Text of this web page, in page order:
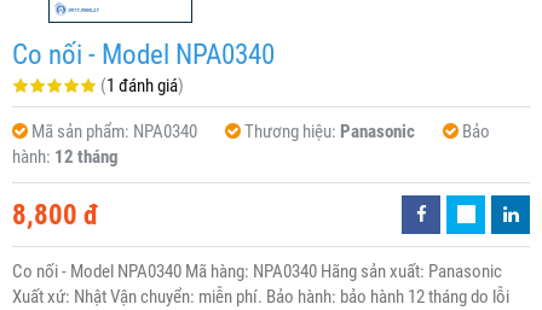
Co nối - Model NPA0340
(1 đánh giá)
Mã sản phẩm: NPA0340 Thương hiệu: Panasonic
Bảo
hành: 12 tháng
8,800 đ
Co nối - Model NPA0340 Mã hàng: NPA0340 Hãng sản xuất: Panasonic
Xuất xứ: Nhật Vận chuyển: miễn phí. Bảo hành: bảo hành 12 tháng do lỗi